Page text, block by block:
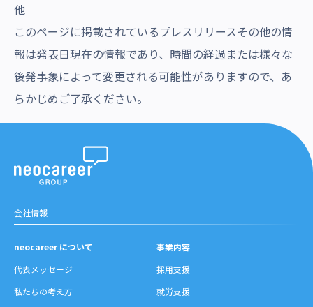
他
このページに掲載されているプレスリリースその他の情
報は発表日現在の情報であり、時間の経過または様々な
後発事象によって変更される可能性がありますので、あ
らかじめご了承ください。
会社情報
neocareer について
代表メッセージ
私たちの考え方
事業内容
採用支援
就労支援